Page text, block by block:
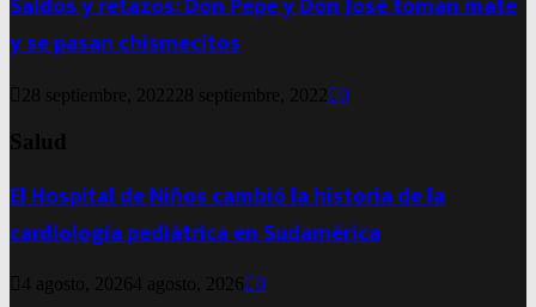
y se pasan chismecitos
28 septiembre, 2022 28 septiembre, 2022 0
Salud
El Hospital de Niños cambió la historia de la
cardiología pediátrica en Sudamérica
4 agosto, 20264 agosto, 2026 0